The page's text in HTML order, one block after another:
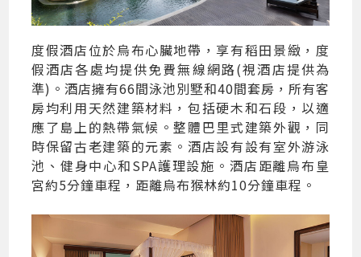
度假酒店位於烏布心臟地帶，享有稻田景緻，度
假酒店各處均提供免費無線網路(視酒店提供為
準)。酒店擁有66間泳池別墅和40間套房，所有客
房均利用天然建築材料，包括硬木和石段，以適
應了島上的熱帶氣候。整體巴里式建築外觀，同
時保留古老建築的元素。酒店設有設有室外游泳
池、健身中心和SPA護理設施。酒店距離烏布皇
宮約5分鐘車程，距離烏布猴林約10分鐘車程。